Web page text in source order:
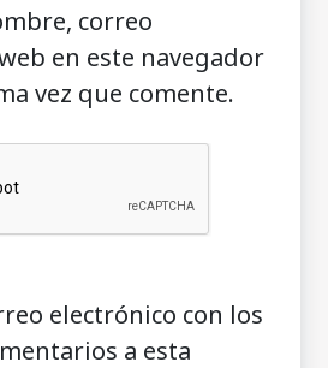
correo
en este navegador
vez que comente.
electrónico con los
a esta